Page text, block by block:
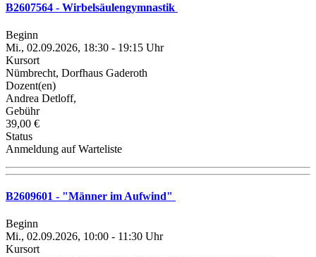
B2607564 - Wirbelsäulengymnastik
Beginn
Mi., 02.09.2026, 18:30 - 19:15 Uhr
Kursort
Nümbrecht, Dorfhaus Gaderoth
Dozent(en)
Andrea Detloff,
Gebühr
39,00 €
Status
Anmeldung auf Warteliste
B2609601 - "Männer im Aufwind"
Beginn
Mi., 02.09.2026, 10:00 - 11:30 Uhr
Kursort